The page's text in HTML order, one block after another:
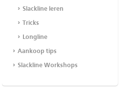
Slackline leren
Tricks
Longline
Aankoop tips
Slackline Workshops